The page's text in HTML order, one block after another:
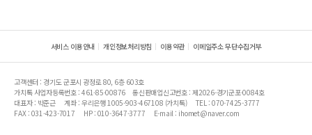
서비스 이용안내 개인정보처리방침 이용약관 이메일주소 무단수집거부
고객센터 : 경기도 군포시 광정로 80, 6층 603호
가치톡 사업자등록번호 : 461-85-00876
통신판매업신고번호 : 제2026-경기군포-0084호
대표자 : 박준근
계좌 : 우리은행 1005-903-467108 (가치톡)
TEL : 070-7425-3777
FAX : 031-423-7017
HP : 010-3647-3777 E-mail : ihomet@naver.com